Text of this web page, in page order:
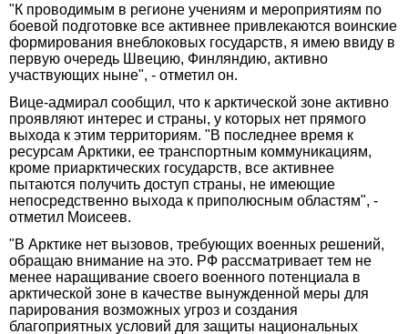
"К проводимым в регионе учениям и мероприятиям по
боевой подготовке все активнее привлекаются воинские
формирования внеблоковых государств, я имею ввиду в
первую очередь Швецию, Финляндию, активно
участвующих ныне", - отметил он.
Вице-адмирал сообщил, что к арктической зоне активно
проявляют интерес и страны, у которых нет прямого
выхода к этим территориям. "В последнее время к
ресурсам Арктики, ее транспортным коммуникациям,
кроме приарктических государств, все активнее
пытаются получить доступ страны, не имеющие
непосредственно выхода к приполюсным областям", -
отметил Моисеев.
"В Арктике нет вызовов, требующих военных решений,
обращаю внимание на это. РФ рассматривает тем не
менее наращивание своего военного потенциала в
арктической зоне в качестве вынужденной меры для
парирования возможных угроз и создания
благоприятных условий для защиты национальных